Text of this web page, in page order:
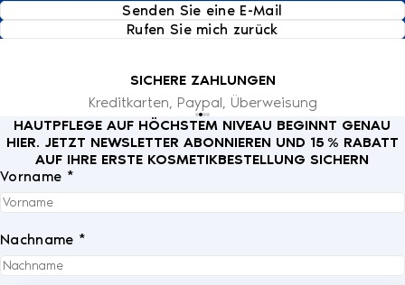
Senden Sie eine E-Mail
Rufen Sie mich zurück
SICHERE ZAHLUNGEN
Kreditkarten, Paypal, Überweisung
HAUTPFLEGE AUF HÖCHSTEM NIVEAU BEGINNT GENAU
HIER. JETZT NEWSLETTER ABONNIEREN UND 15 % RABATT
AUF IHRE ERSTE KOSMETIKBESTELLUNG SICHERN
Vorname *
Nachname *